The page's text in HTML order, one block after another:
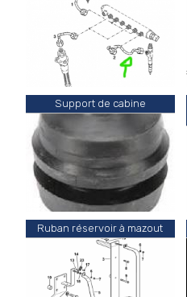
Support de cabine
Ruban réservoir à mazout